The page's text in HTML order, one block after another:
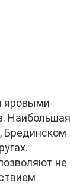
яровыми
Наибольшая
Брединском
не